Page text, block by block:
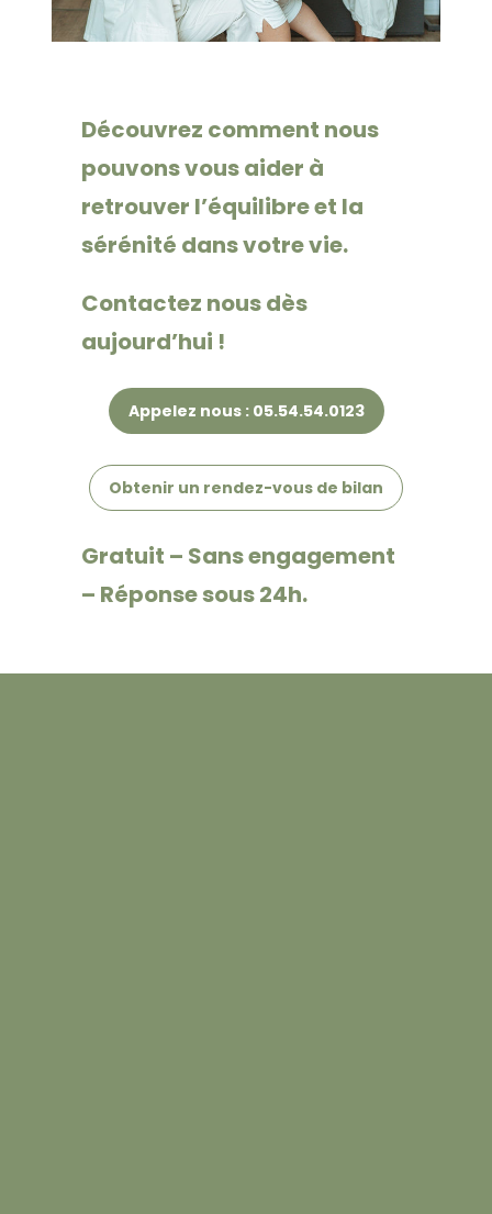
Découvrez comment nous
pouvons vous aider à
retrouver l’équilibre et la
sérénité dans votre vie.
Contactez nous dès
aujourd’hui !
Appelez nous : 05.54.54.0123
Obtenir un rendez-vous de bilan
Gratuit – Sans engagement
– Réponse sous 24h.